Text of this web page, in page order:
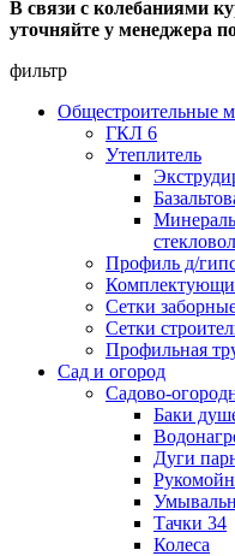
В связи с колебаниями
уточняйте у менеджера
фильтр
Общестроительные
ГКЛ 6
Утеплитель
Профиль д/
Сетки
Сетки
Профильная
Сад и огород
Садово-
Баки
Дуги
Тачки 34
Колеса